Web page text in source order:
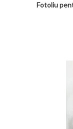
Fotoliu